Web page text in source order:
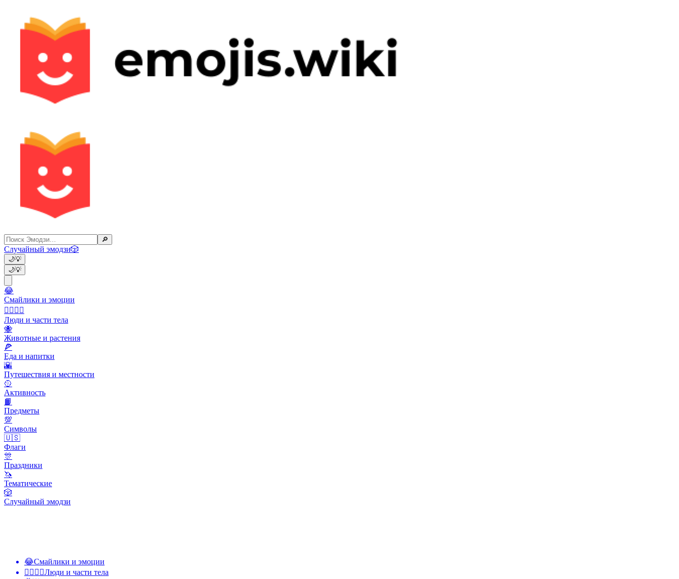
🔎
Случайный эмодзи🎲
🌙💡
🌙💡
😂
Смайлики и эмоции
👩‍❤️‍💋‍👨
Люди и части тела
🐝
Животные и растения
🍕
Еда и напитки
🌇
Путешествия и местности
🥎
Активность
📙
Предметы
💯
Символы
🇺🇸
Флаги
🎊
Праздники
🦄
Тематические
🎲
Случайный эмодзи
😂Смайлики и эмоции
👩‍❤️‍💋‍👨Люди и части тела